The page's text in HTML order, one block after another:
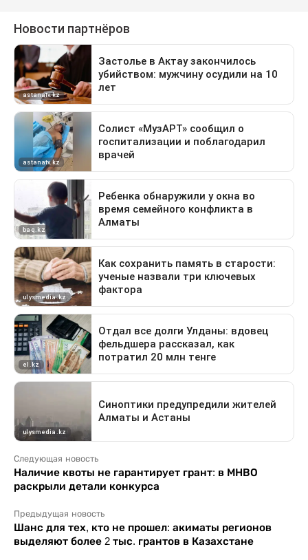
Следующая новость
Наличие квоты не гарантирует грант: в МНВО
раскрыли детали конкурса
Предыдущая новость
Шанс для тех, кто не прошел: акиматы регионов
выделяют более 2 тыс. грантов в Казахстане